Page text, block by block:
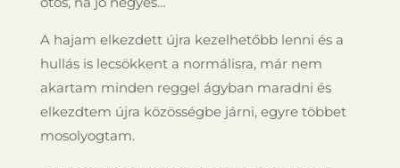
A hajam elkezdett újra kezelhetőbb lenni és a
hullás is lecsökkent a normálisra, már nem
akartam minden reggel ágyban maradni és
elkezdtem újra közösségbe járni, egyre többet
mosolyogtam.